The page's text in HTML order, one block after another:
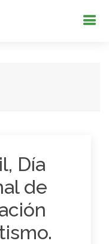
Día
de